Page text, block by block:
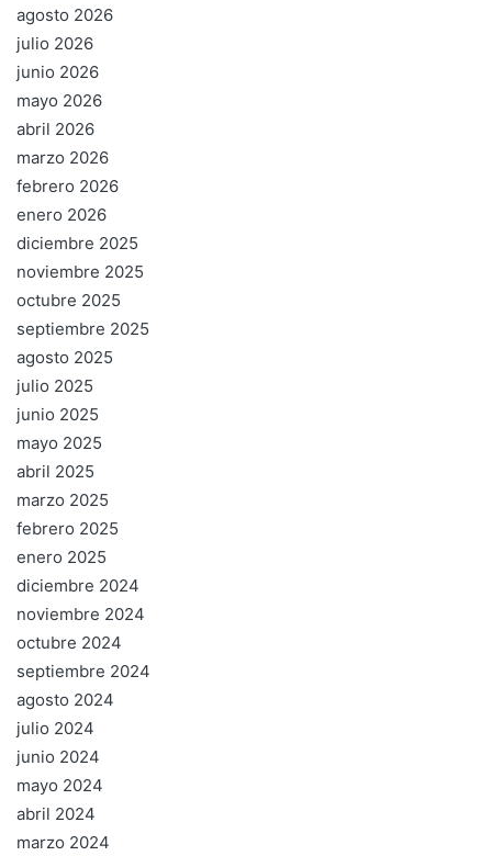
agosto 2026
julio 2026
junio 2026
mayo 2026
abril 2026
marzo 2026
febrero 2026
enero 2026
diciembre 2025
noviembre 2025
octubre 2025
septiembre 2025
agosto 2025
julio 2025
junio 2025
mayo 2025
abril 2025
marzo 2025
febrero 2025
enero 2025
diciembre 2024
noviembre 2024
octubre 2024
septiembre 2024
agosto 2024
julio 2024
junio 2024
mayo 2024
abril 2024
marzo 2024